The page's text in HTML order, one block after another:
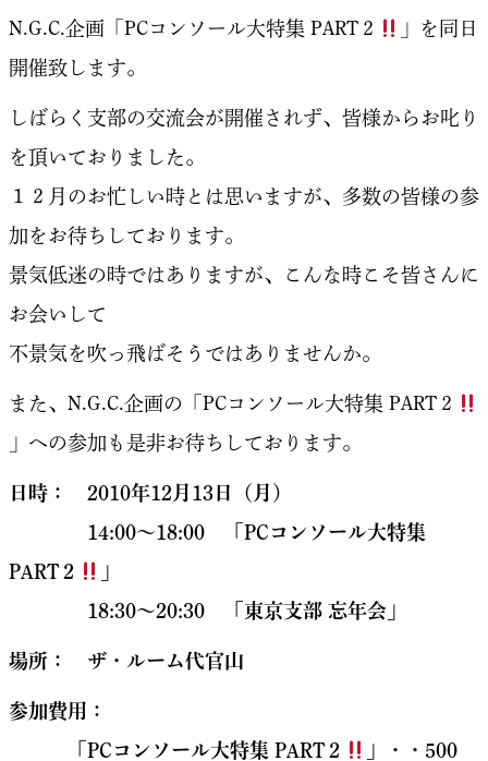
N.G.C.企画「PCコンソール大特集 PART２
」を同日
開催致します。
しばらく支部の交流会が開催されず、皆様からお叱り
を頂いておりました。
１２月のお忙しい時とは思いますが、多数の皆様の参
加をお待ちしております。
景気低迷の時ではありますが、こんな時こそ皆さんに
お会いして
不景気を吹っ飛ばそうではありませんか。
また、N.G.C.企画の「PCコンソール大特集 PART２
」への参加も是非お待ちしております。
日時： 2010年12月13日（月）
14:00〜18:00 「PCコンソール大特集
PART２
」
18:30〜20:30 「東京支部 忘年会」
場所： ザ・ルーム代官山
参加費用：
「PCコンソール大特集 PART２
」・・500